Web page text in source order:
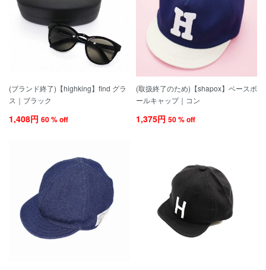
(ブランド終了)【highking】find グラ
ス｜ブラック
1,408円 60 % off
(取扱終了のため)【shapox】ベースボ
ールキャップ｜コン
1,375円 50 % off